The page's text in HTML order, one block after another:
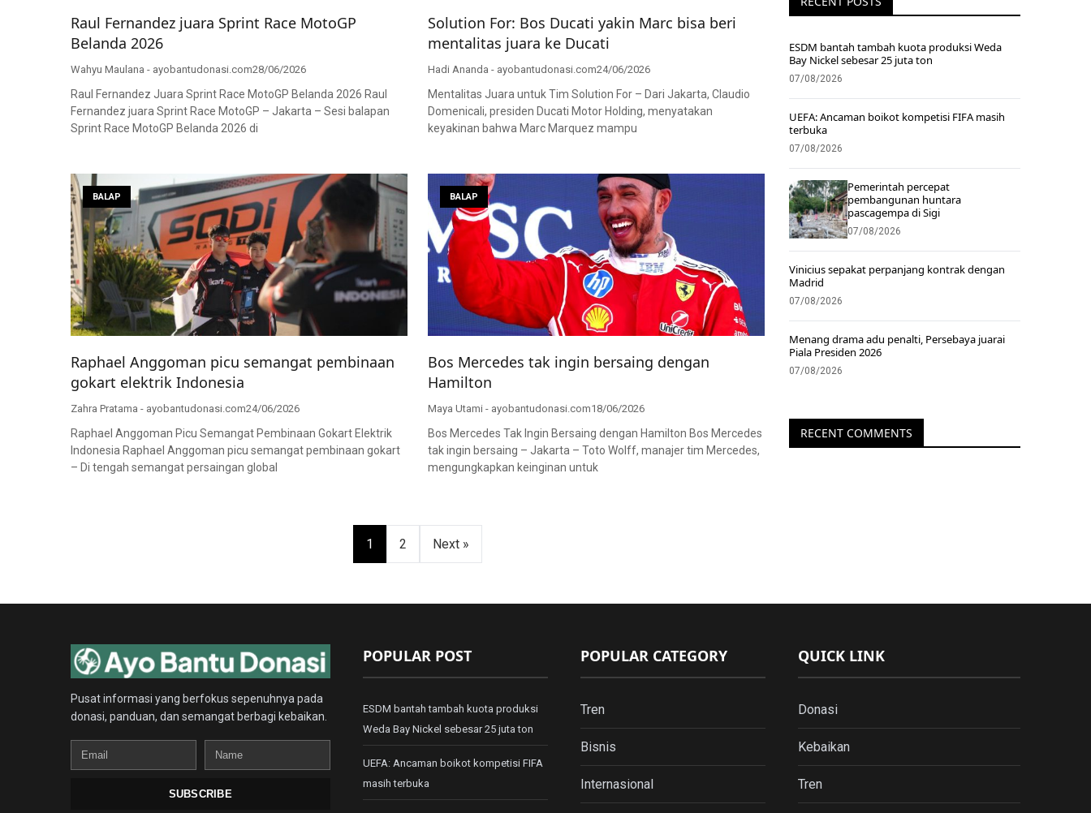
Raul Fernandez juara Sprint Race MotoGP
Belanda 2026
Wahyu Maulana - ayobantudonasi.com28/06/2026
Raul Fernandez Juara Sprint Race MotoGP Belanda 2026 Raul
Fernandez juara Sprint Race MotoGP – Jakarta – Sesi balapan
Sprint Race MotoGP Belanda 2026 di
Solution For: Bos Ducati yakin Marc bisa beri
mentalitas juara ke Ducati
Hadi Ananda - ayobantudonasi.com24/06/2026
Mentalitas Juara untuk Tim Solution For – Dari Jakarta, Claudio
Domenicali, presiden Ducati Motor Holding, menyatakan
keyakinan bahwa Marc Marquez mampu
BALAP
Raphael Anggoman picu semangat pembinaan
gokart elektrik Indonesia
Zahra Pratama - ayobantudonasi.com24/06/2026
Raphael Anggoman Picu Semangat Pembinaan Gokart Elektrik
Indonesia Raphael Anggoman picu semangat pembinaan gokart
– Di tengah semangat persaingan global
BALAP
Bos Mercedes tak ingin bersaing dengan
Hamilton
Maya Utami - ayobantudonasi.com18/06/2026
Bos Mercedes Tak Ingin Bersaing dengan Hamilton Bos Mercedes
tak ingin bersaing – Jakarta – Toto Wolff, manajer tim Mercedes,
mengungkapkan keinginan untuk
1 2 Next »
ESDM bantah tambah kuota produksi Weda
Bay Nickel sebesar 25 juta ton
07/08/2026
UEFA: Ancaman boikot kompetisi FIFA masih
terbuka
07/08/2026
Pemerintah percepat
pembangunan huntara
pascagempa di Sigi
07/08/2026
Vinicius sepakat perpanjang kontrak dengan
Madrid
07/08/2026
Menang drama adu penalti, Persebaya juarai
Piala Presiden 2026
07/08/2026
RECENT COMMENTS
Pusat informasi yang berfokus sepenuhnya pada
donasi, panduan, dan semangat berbagi kebaikan.
Email
Name
SUBSCRIBE
POPULAR POST
ESDM bantah tambah kuota produksi
Weda Bay Nickel sebesar 25 juta ton
UEFA: Ancaman boikot kompetisi FIFA
masih terbuka
POPULAR CATEGORY
Tren
Bisnis
Internasional
QUICK LINK
Donasi
Kebaikan
Tren